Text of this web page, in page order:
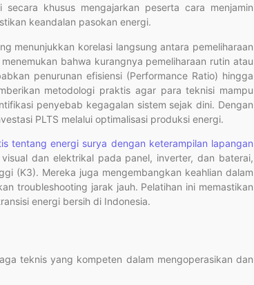
secara khusus mengajarkan peserta cara menjamin
keandalan pasokan energi.
menunjukkan korelasi langsung antara pemeliharaan
bahwa kurangnya pemeliharaan rutin atau
penurunan efisiensi (Performance Ratio) hingga
metodologi praktis agar para teknisi mampu
penyebab kegagalan sistem sejak dini. Dengan
PLTS melalui optimalisasi produksi energi.
tentang energi surya dengan keterampilan lapangan
dan elektrikal pada panel, inverter, dan baterai,
(K3). Mereka juga mengembangkan keahlian dalam
troubleshooting jarak jauh. Pelatihan ini memastikan
energi bersih di Indonesia.
teknis yang kompeten dalam mengoperasikan dan